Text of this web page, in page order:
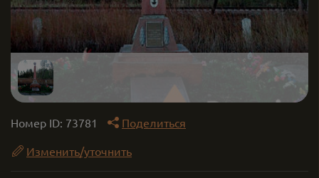
Номер ID: 73781
Поделиться
Изменить/уточнить